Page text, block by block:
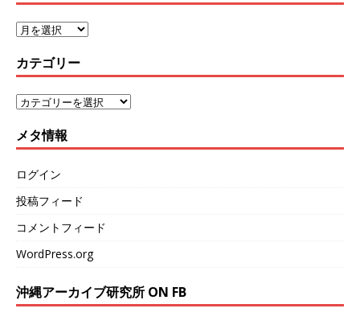
カテゴリー
メタ情報
ログイン
投稿フィード
コメントフィード
WordPress.org
沖縄アーカイブ研究所 ON FB